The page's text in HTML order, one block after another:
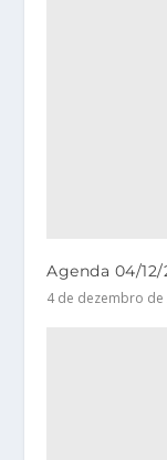
Agenda 04/
4 de dezembro de